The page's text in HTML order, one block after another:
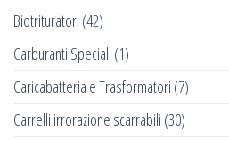
Biotrituratori (42)
Carburanti Speciali (1)
Caricabatteria e Trasformatori (7)
Carrelli irrorazione scarrabili (30)